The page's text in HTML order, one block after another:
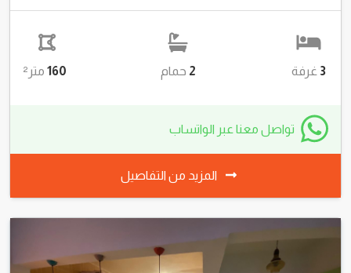
3 غرفة 2 حمام 160 متر²
تواصل معنا عبر الواتساب
المزيد من التفاصيل